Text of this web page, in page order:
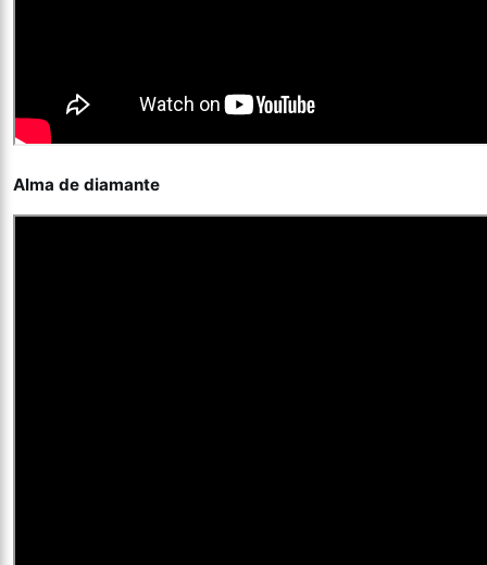
Alma de diamante